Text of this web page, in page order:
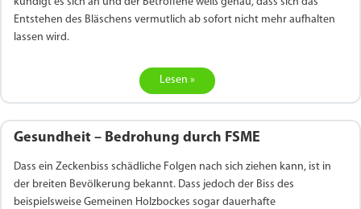
Entstehen des Bläschens vermutlich ab sofort nicht mehr aufhalten
lassen wird.
Lesen »
Gesundheit – Bedrohung durch FSME
Dass ein Zeckenbiss schädliche Folgen nach sich ziehen kann, ist in
der breiten Bevölkerung bekannt. Dass jedoch der Biss des
beispielsweise Gemeinen Holzbockes sogar dauerhafte
Sildenafil 100mg
Cialis Original
Levitra Original
Viagra Generika
Cialis Generika
Levitra Generika
Viagra Soft Tabs
Kamagra Oral Jelly
Kamagra 100mg
Super Kamagra
Kamagra Gold
Cialis Professional
Levitra Professional
Tadagra Professional
Apcalis Oral Jelly
Priligy Generika
Dapoxetin
Spedra Generika
LIDA Dai dai hua
Xenical Generika
Lovegra
Addyi Generika
Ladygra